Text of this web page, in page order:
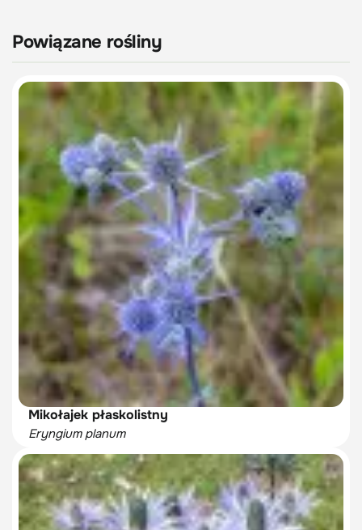
Powiązane rośliny
Mikołajek płaskolistny
Eryngium planum